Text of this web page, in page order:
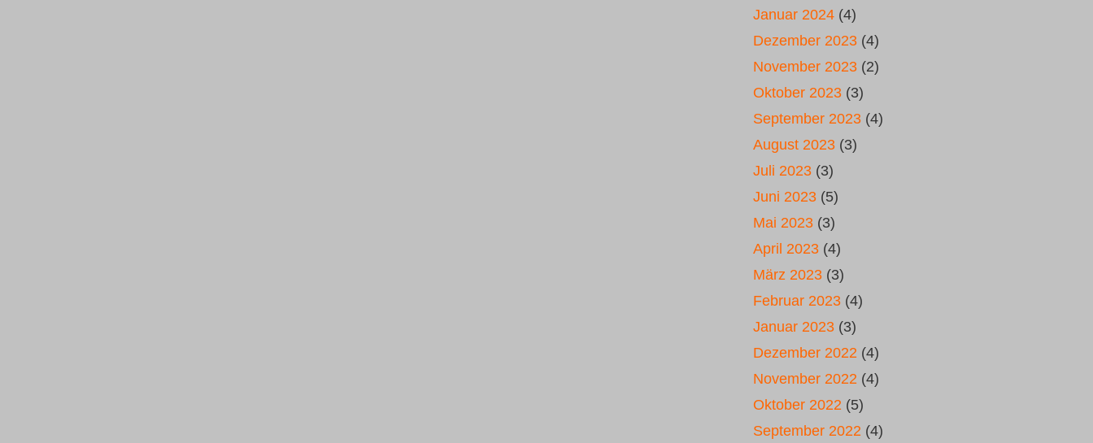
Januar 2024 (4)
Dezember 2023 (4)
November 2023 (2)
Oktober 2023 (3)
September 2023 (4)
August 2023 (3)
Juli 2023 (3)
Juni 2023 (5)
Mai 2023 (3)
April 2023 (4)
März 2023 (3)
Februar 2023 (4)
Januar 2023 (3)
Dezember 2022 (4)
November 2022 (4)
Oktober 2022 (5)
September 2022 (4)